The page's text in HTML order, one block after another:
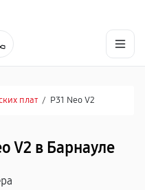
плат / P31 Neo V2
V2 в Барнауле